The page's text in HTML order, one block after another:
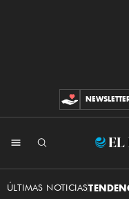
ÚLTIMAS NOTICIAS